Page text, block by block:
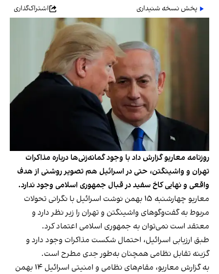
پخش نسخه شنیداری
اشتراک‌گذاری
روزنامه معاریو گزارش داد با وجود گمانه‌زنی‌ها درباره مذاکرات
تهران و واشینگتن، حتی در اسرائیل هم تصویر روشنی از هدف
واقعی و نهایی کاخ سفید در قبال جمهوری اسلامی وجود ندارد.
معاریو چهارشنبه ۱۵ بهمن نوشت اسرائیل با نگرانی تحولات
مربوط به گفت‌وگوهای واشینگتن و تهران را زیر نظر دارد و
معتقد است نمی‌توان به جمهوری اسلامی اعتماد کرد.
طبق ارزیابی اسرائیل، احتمال شکست مذاکرات وجود دارد و
گزینه تقابل نظامی همچنان به‌طور جدی مطرح است.
به گزارش معاریو، مقام‌های نظامی و امنیتی اسرائیل ۱۴ بهمن